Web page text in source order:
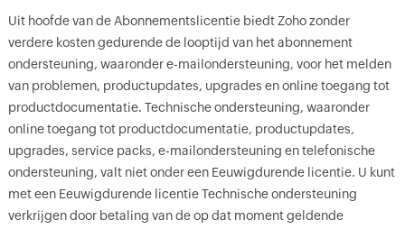
Uit hoofde van de Abonnementslicentie biedt Zoho zonder
verdere kosten gedurende de looptijd van het abonnement
ondersteuning, waaronder e-mailondersteuning, voor het melden
van problemen, productupdates, upgrades en online toegang tot
productdocumentatie. Technische ondersteuning, waaronder
online toegang tot productdocumentatie, productupdates,
upgrades, service packs, e-mailondersteuning en telefonische
ondersteuning, valt niet onder een Eeuwigdurende licentie. U kunt
met een Eeuwigdurende licentie Technische ondersteuning
verkrijgen door betaling van de op dat moment geldende